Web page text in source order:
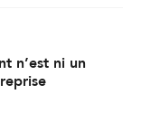
n’est ni un